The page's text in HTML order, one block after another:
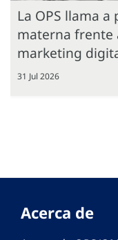
La OPS llama
materna frente
marketing
31 Jul 2026
Acerca de